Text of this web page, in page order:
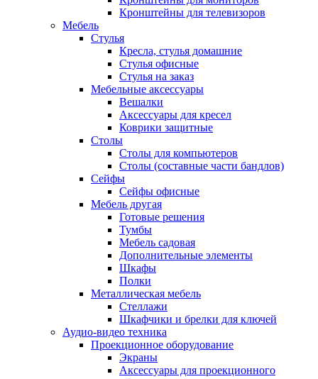
Кронштейны для телевизоров
Мебель
Стулья
Кресла, стулья домашние
Стулья офисные
Стулья на заказ
Мебельные аксессуары
Вешалки
Аксессуары для кресел
Коврики защитные
Столы
Столы для компьютеров
Столы (составные части бандлов)
Сейфы
Сейфы офисные
Мебель другая
Готовые решения
Тумбы
Мебель садовая
Дополнительные элементы
Шкафы
Полки
Металлическая мебель
Стеллажи
Шкафчики и брелки для ключей
Аудио-видео техника
Проекционное оборудование
Экраны
Аксессуары для проекционного